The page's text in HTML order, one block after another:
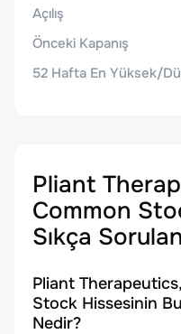
Açılış
Önceki Kapanış
52 Hafta En Yüksek/
Pliant
Common
Sıkça
Pliant
Stock Hissesinin
Nedir?